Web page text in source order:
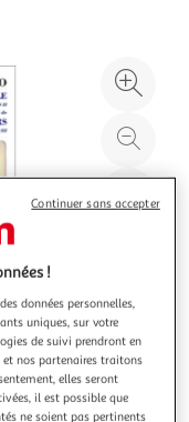
à
100
le
!
données personnelles,
uniques, sur votre
de suivi prendront en
et nos partenaires traitons
elles seront
il est possible que
ne soient pas pertinents
Continuer sans accepter